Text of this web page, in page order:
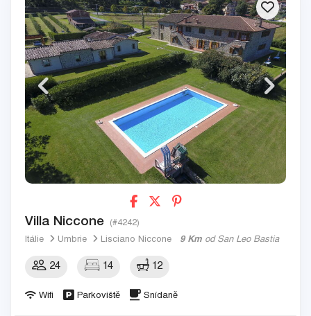
Villa Niccone (#4242)
Itálie Umbrie Lisciano Niccone 9 Km od San Leo Bastia
24 14 12
Wifi Parkoviště Snídaně